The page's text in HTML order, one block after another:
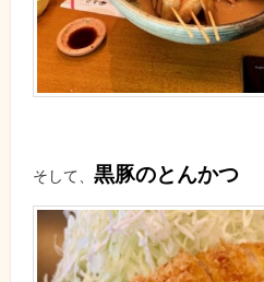
そして、 黒豚のとんかつ